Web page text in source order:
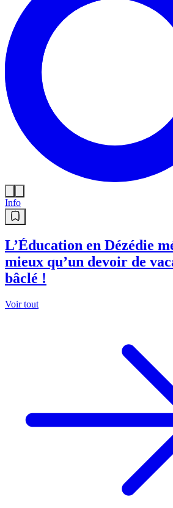
Info
L’Éducation en Dézédie
mieux qu’un devoir de
bâclé !
Voir tout